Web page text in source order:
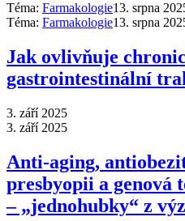
Téma: Farmakologie13. srpna
Téma: Farmakologie13. srpna
Jak ovlivňuje
gastrointestinální
3. září 2025
3. září 2025
Anti‑aging,
presbyopii a genová
–⁠ „jednohubky“ z